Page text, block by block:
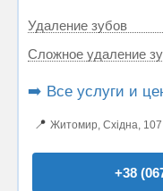
Удаление зубов
Сложное удаление
➡️ Все услуги и
📍 Житомир, Східна, 107
+38